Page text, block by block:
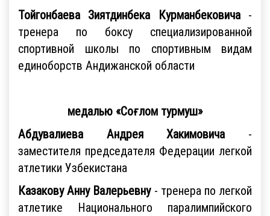
Тойгонбаева Зиятдинбека Курманбековича-
тренера по боксу специализированной
спортивной школы по спортивным видам
единоборств Андижанской области
медалью «Соғлом турмуш»
Абдувалиева Андрея Хакимовича-
заместителя председателя Федерации легкой
атлетики Узбекистана
Казакову Анну Валерьевну- тренера по легкой
атлетике Национального паралимпийского